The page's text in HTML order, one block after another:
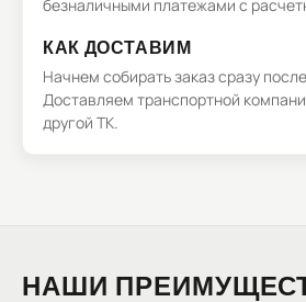
безналичными платежами с
КАК ДОСТАВИМ
Начнем собирать заказ сразу
Доставляем транспортной
другой ТК.
НАШИ